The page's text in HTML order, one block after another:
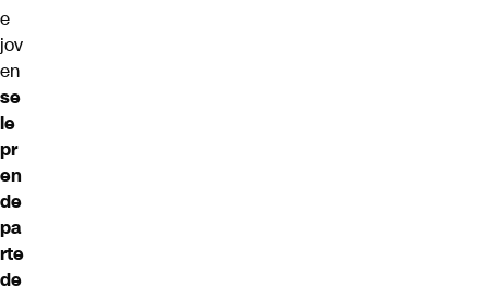
e
jov
en
se
le
pr
en
de
pa
rte
de